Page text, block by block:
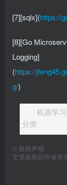
[7][sqlx](https://
[8][Go
Logging]
(https://
g/)
机器学
分类
© 版权声明
文章版权归作者所